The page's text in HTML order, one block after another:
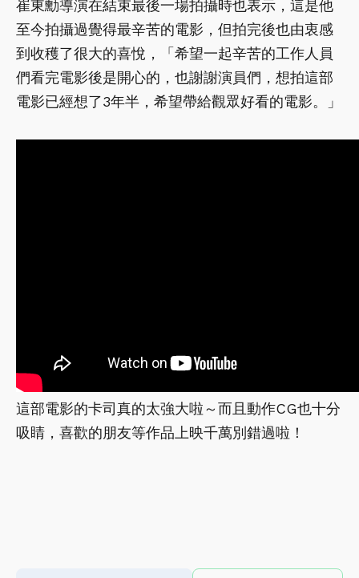
崔東勳導演在結束最後一場拍攝時也表示，這是他
至今拍攝過覺得最辛苦的電影，但拍完後也由衷感
到收穫了很大的喜悅，「希望一起辛苦的工作人員
們看完電影後是開心的，也謝謝演員們，想拍這部
電影已經想了3年半，希望帶給觀眾好看的電影。」
這部電影的卡司真的太強大啦～而且動作CG也十分
吸睛，喜歡的朋友等作品上映千萬別錯過啦！